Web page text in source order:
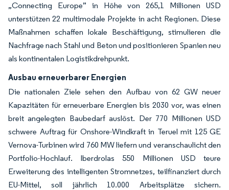
„Connecting Europe” in Höhe von 265,1 Millionen USD
unterstützen 22 multimodale Projekte in acht Regionen. Diese
Maßnahmen schaffen lokale Beschäftigung, stimulieren die
Nachfrage nach Stahl und Beton und positionieren Spanien neu
als kontinentalen Logistikdrehpunkt.
Ausbau erneuerbarer Energien
Die nationalen Ziele sehen den Aufbau von 62 GW neuer
Kapazitäten für erneuerbare Energien bis 2030 vor, was einen
breit angelegten Baubedarf auslöst. Der 770 Millionen USD
schwere Auftrag für Onshore-Windkraft in Teruel mit 125 GE
Vernova-Turbinen wird 760 MW liefern und veranschaulicht den
Portfolio-Hochlauf. Iberdrolas 550 Millionen USD teure
Erweiterung des intelligenten Stromnetzes, teilfinanziert durch
EU-Mittel, soll jährlich 10.000 Arbeitsplätze sichern.